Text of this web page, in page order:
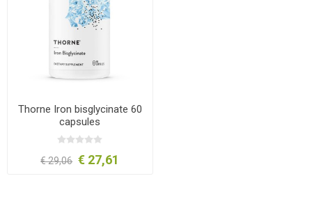
Thorne Iron bisglycinate 60
capsules
€ 29,06 € 27,61